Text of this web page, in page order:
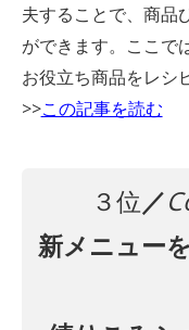
夫することで、商品
ができます。ここで
お役立ち商品をレシ
>>この記事を読む
３位／
新メニュー